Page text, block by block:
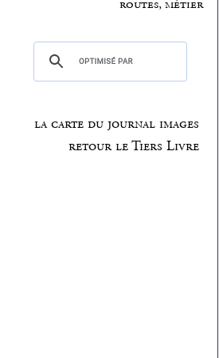
routes, métier
la carte du journal images
retour le Tiers Livre